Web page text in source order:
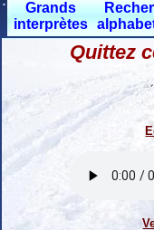
Grands
interprètes
Quittez